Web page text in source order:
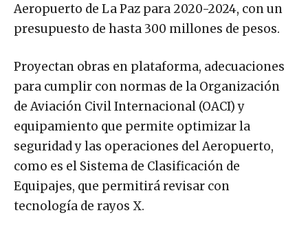
Aeropuerto de La Paz para 2020-2024, con un
presupuesto de hasta 300 millones de pesos.
Proyectan obras en plataforma, adecuaciones
para cumplir con normas de la Organización
de Aviación Civil Internacional (OACI) y
equipamiento que permite optimizar la
seguridad y las operaciones del Aeropuerto,
como es el Sistema de Clasificación de
Equipajes, que permitirá revisar con
tecnología de rayos X.